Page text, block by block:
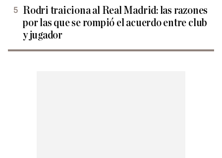
Rodri traiciona al Real Madrid: las razones
por las que se rompió el acuerdo entre club
y jugador